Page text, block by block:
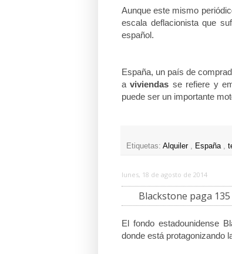
Aunque este mismo
escala deflacionista que
español.
España, un país de
aviviendas se refiere y
puede ser un importante
Etiquetas: Alquiler , España ,
lunes, 18 de agosto de 2014
Blackstone paga
El fondo estadounidense
donde está protagonizando